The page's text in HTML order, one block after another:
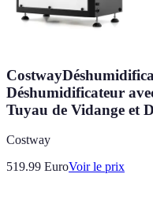
Déshumidificateur
Tuyau de Vidange et
Costway
519.99 EuroVoir le prix